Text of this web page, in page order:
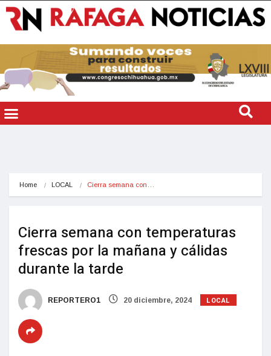
Home LOCAL Cierra semana con…
Cierra semana con temperaturas
frescas por la mañana y cálidas
durante la tarde
REPORTERO1 20 diciembre, 2024 LOCAL